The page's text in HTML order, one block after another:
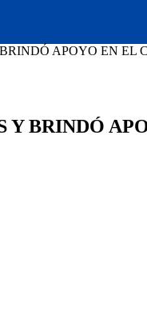
APOYO EN EL
BRINDÓ